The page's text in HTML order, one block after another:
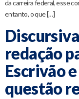
da carreira federal, esse
entanto, o que […]
redação
Escrivão
questão